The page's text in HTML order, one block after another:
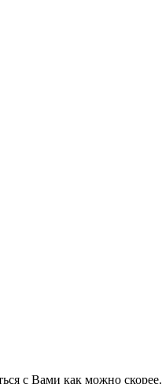
с Вами как можно скорее.